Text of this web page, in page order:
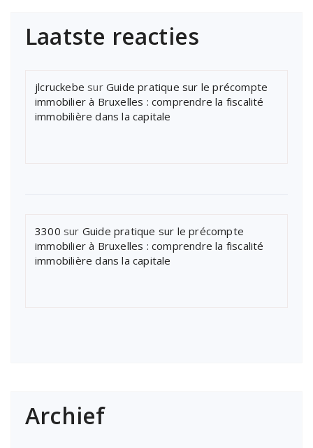
Laatste reacties
jlcruckebe sur Guide pratique sur le précompte
immobilier à Bruxelles : comprendre la fiscalité
immobilière dans la capitale
3300 sur Guide pratique sur le précompte
immobilier à Bruxelles : comprendre la fiscalité
immobilière dans la capitale
Archief